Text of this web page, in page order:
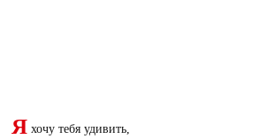
Я хочу тебя удивить,